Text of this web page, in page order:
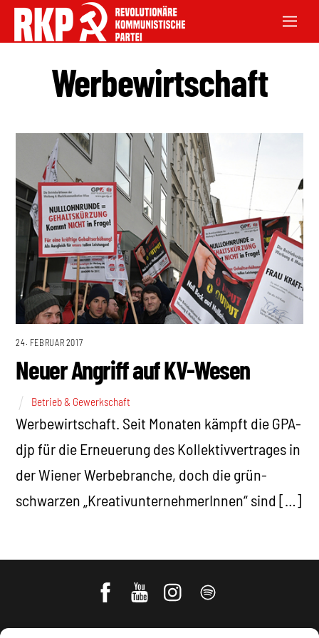
Werbewirtschaft
24. FEBRUAR 2017
Neuer Angriff auf KV-Wesen
Betrieb & Gewerkschaft
Werbewirtschaft. Seit Monaten kämpft die GPA-
djp für die Erneuerung des Kollektivvertrages in
der Wiener Werbebranche, doch die grün-
schwarzen „KreativunternehmerInnen“ sind […]